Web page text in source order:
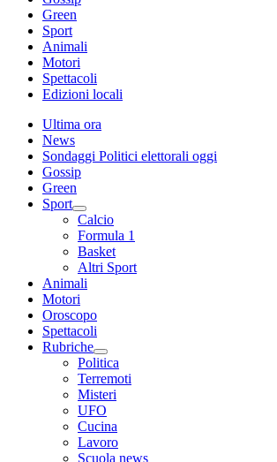
Green
Sport
Animali
Motori
Spettacoli
Edizioni locali
Ultima ora
News
Sondaggi Politici elettorali oggi
Gossip
Green
Sport
Calcio
Formula 1
Basket
Altri Sport
Animali
Motori
Oroscopo
Spettacoli
Rubriche
Politica
Terremoti
Misteri
UFO
Cucina
Lavoro
Scuola news